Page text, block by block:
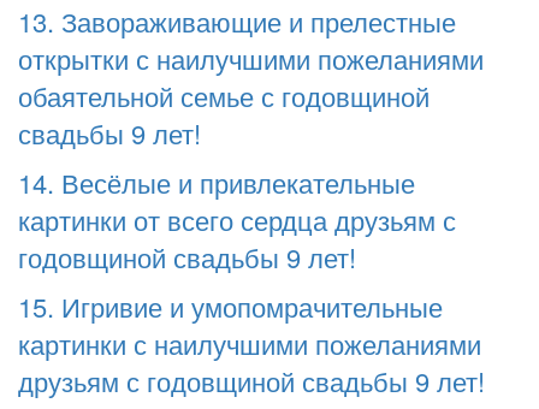
13. Завораживающие и прелестные
открытки с наилучшими пожеланиями
обаятельной семье с годовщиной
свадьбы 9 лет!
14. Весёлые и привлекательные
картинки от всего сердца друзьям с
годовщиной свадьбы 9 лет!
15. Игривие и умопомрачительные
картинки с наилучшими пожеланиями
друзьям с годовщиной свадьбы 9 лет!